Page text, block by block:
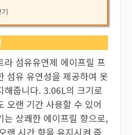
라 섬유유연제 에이프릴 프
섬유 유연성을 제공하여 옷
해줍니다. 3.06L의 크기로
오랜 기간 사용할 수 있어
는 상쾌한 에이프릴 향으로,
랜 시간 향을 유지시켜 줍